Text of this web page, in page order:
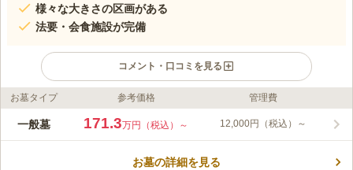
様々な大きさの区画がある
法要・会食施設が完備
コメント・口コミを見る
ライフドット編集部のコメント
曹洞宗の寺である善谷寺が管理している霊園です。霊園の隣には
す。お地蔵様のいたわりを感じながらお参りできるでしょう。宗
お墓タイプ 参考価格 管理費
一般墓 171.3万円（税込）～ 12,000円（税込）～
お墓の詳細を見る